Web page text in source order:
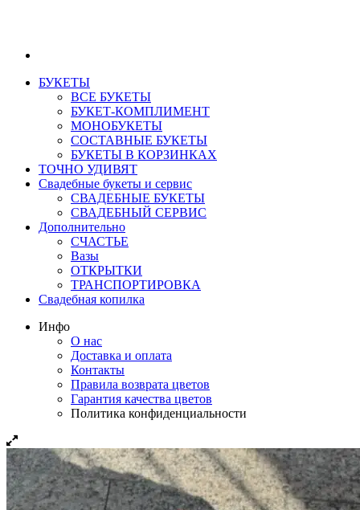
БУКЕТЫ
ВСЕ БУКЕТЫ
БУКЕТ-КОМПЛИМЕНТ
МОНОБУКЕТЫ
СОСТАВНЫЕ БУКЕТЫ
БУКЕТЫ В КОРЗИНКАХ
ТОЧНО УДИВЯТ
Свадебные букеты и сервис
СВАДЕБНЫЕ БУКЕТЫ
СВАДЕБНЫЙ СЕРВИС
Дополнительно
СЧАСТЬЕ
Вазы
ОТКРЫТКИ
ТРАНСПОРТИРОВКА
Свадебная копилка
Инфо
О нас
Доставка и оплата
Контакты
Правила возврата цветов
Гарантия качества цветов
Политика конфиденциальности